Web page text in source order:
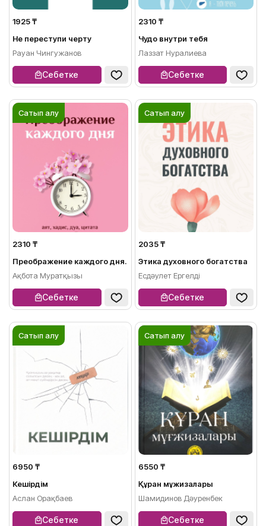
1925 ₸
Не переступи черту
Рауан Чингужанов
Себетке
2310 ₸
Чудо внутри тебя
Лаззат Нуралиева
Себетке
Сатып алу
2310 ₸
Преображение каждого дня.
Ақбота Муратқызы
Себетке
Сатып алу
2035 ₸
Этика духовного богатства
Есдәулет Ергелді
Себетке
Сатып алу
6950 ₸
Кешірдім
Аслан Орақбаев
Себетке
Сатып алу
6550 ₸
Құран мұғжизалары
Шамидинов Дәуренбек
Себетке